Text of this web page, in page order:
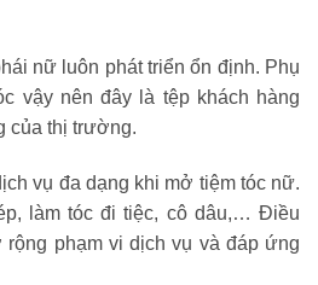
nữ luôn phát triển ổn định. Phụ
vậy nên đây là tệp khách hàng
của thị trường.
vụ đa dạng khi mở tiệm tóc nữ.
làm tóc đi tiệc, cô dâu,… Điều
rộng phạm vi dịch vụ và đáp ứng